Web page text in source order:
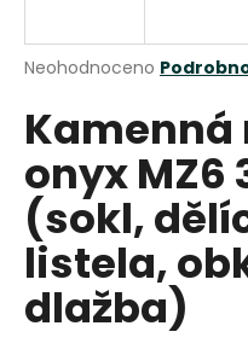
Průměrné
produktu
je
z
5
hvězdiček.
Neohodnoceno
Kamenná
onyx MZ6
(sokl,
listela,
dlažba)
j
t
?